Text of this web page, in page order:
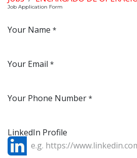
Job Application Form
Your Name *
Your Email *
Your Phone Number *
LinkedIn Profile